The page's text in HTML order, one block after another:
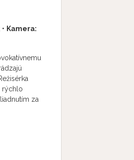
Kamera:
rýchlo
za